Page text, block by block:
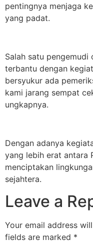
pentingnya menjaga
yang padat.
Salah satu pengemudi
terbantu dengan
bersyukur ada
kami jarang sempat
ungkapnya.
Dengan adanya
yang lebih erat antara
menciptakan
sejahtera.
Leave a
Your email address
fields are marked *